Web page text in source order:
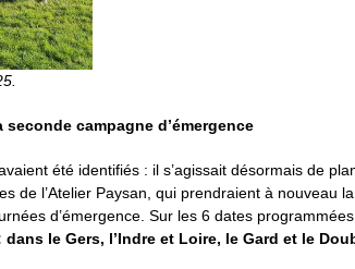
campagne d’émergence
été identifiés : il s’agissait désormais de
de l’Atelier Paysan, qui prendraient à nouveau
d’émergence. Sur les 6 dates
le Gers, l’Indre et Loire, le Gard et le